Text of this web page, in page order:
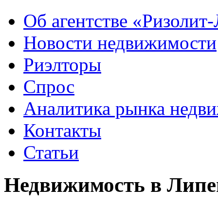
Об агентстве
Новости недвижимости
Риэлторы
Спрос
Аналитика рынка
Контакты
Статьи
Недвижимость в